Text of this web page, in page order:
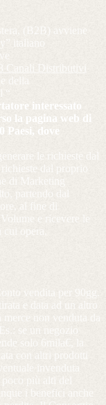
(B2B) avviene
italiano
Canali Distributivi
della
interessato
la pagina web di
Paesi, dove
le richieste dal
dal proprio
di Marketing
partendo dal
al fine di
e ricevere le
opera.
vendita per 90gg.
e data ad un altro
non venduta da
se un negozio
solo 6mila€, la
con altri prodotti
invenduta
più alti del
i benefici anche